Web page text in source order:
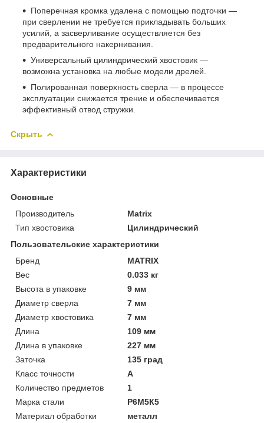
Поперечная кромка удалена с помощью подточки —
при сверлении не требуется прикладывать больших
усилий, а засверливание осуществляется без
предварительного накернивания.
Универсальный цилиндрический хвостовик —
возможна установка на любые модели дрелей.
Полированная поверхность сверла — в процессе
эксплуатации снижается трение и обеспечивается
эффективный отвод стружки.
Скрыть
Характеристики
Основные
Производитель
Matrix
Тип хвостовика
Цилиндрический
Пользовательские характеристики
Бренд
MATRIX
Вес
0.033 кг
Высота в упаковке
9 мм
Диаметр сверла
7 мм
Диаметр хвостовика
7 мм
Длина
109 мм
Длина в упаковке
227 мм
Заточка
135 град
Класс точности
A
Количество предметов
1
Марка стали
Р6М5К5
Материал обработки
металл